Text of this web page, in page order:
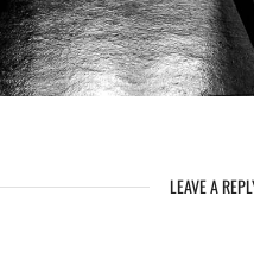
LEAVE A